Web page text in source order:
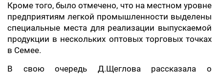
Кроме того, было отмечено, что на местном уровне
предприятиям легкой промышленности выделены
специальные места для реализации выпускаемой
продукции в нескольких оптовых торговых точках
в Семее.
В свою очередь Д.Щеглова рассказала о